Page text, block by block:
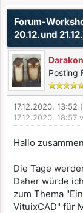
Forum-
20.12. und
Darakon
Posting
17.12.2020, 13:52
17.12.2020, 18:57
Hallo
Die Tage
Daher würde
zum Thema
VituixCAD" für